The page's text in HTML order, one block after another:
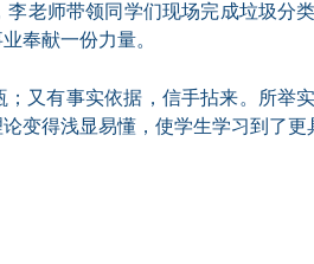
老师带领同学们现场完成垃圾分
奉献一份力量。
；又有事实依据，信手拈来。所举
变得浅显易懂，使学生学习到了更